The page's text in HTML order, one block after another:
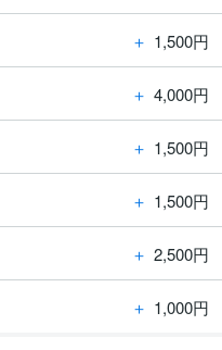
＋ 1,500円
＋ 4,000円
＋ 1,500円
＋ 1,500円
＋ 2,500円
＋ 1,000円